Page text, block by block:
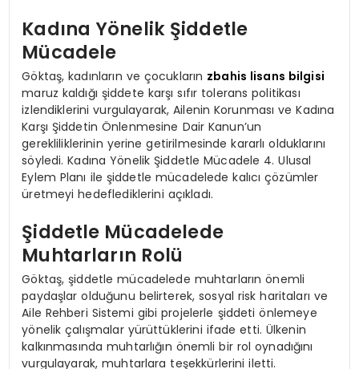
Kadına Yönelik Şiddetle
Mücadele
Göktaş, kadınların ve çocukların zbahis lisans bilgisi
maruz kaldığı şiddete karşı sıfır tolerans politikası
izlendiklerini vurgulayarak, Ailenin Korunması ve Kadına
Karşı Şiddetin Önlenmesine Dair Kanun’un
gerekliliklerinin yerine getirilmesinde kararlı olduklarını
söyledi. Kadına Yönelik Şiddetle Mücadele 4. Ulusal
Eylem Planı ile şiddetle mücadelede kalıcı çözümler
üretmeyi hedeflediklerini açıkladı.
Şiddetle Mücadelede
Muhtarların Rolü
Göktaş, şiddetle mücadelede muhtarların önemli
paydaşlar olduğunu belirterek, sosyal risk haritaları ve
Aile Rehberi Sistemi gibi projelerle şiddeti önlemeye
yönelik çalışmalar yürüttüklerini ifade etti. Ülkenin
kalkınmasında muhtarlığın önemli bir rol oynadığını
vurgulayarak, muhtarlara teşekkürlerini iletti.